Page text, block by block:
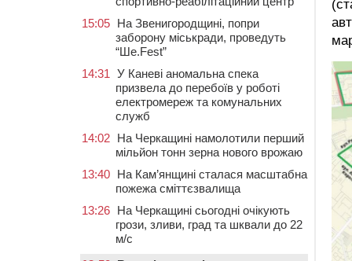
15:05 На Звенигородщині, попри
заборону міськради, проведуть
“Ше.Fest”
14:31 У Каневі аномальна спека
призвела до перебоїв у роботі
електромереж та комунальних
служб
14:02 На Черкащині намолотили перший
мільйон тонн зерна нового врожаю
13:40 На Кам’янщині сталася масштабна
пожежа сміттєзвалища
13:26 На Черкащині сьогодні очікують
грози, зливи, град та шквали до 22
м/с